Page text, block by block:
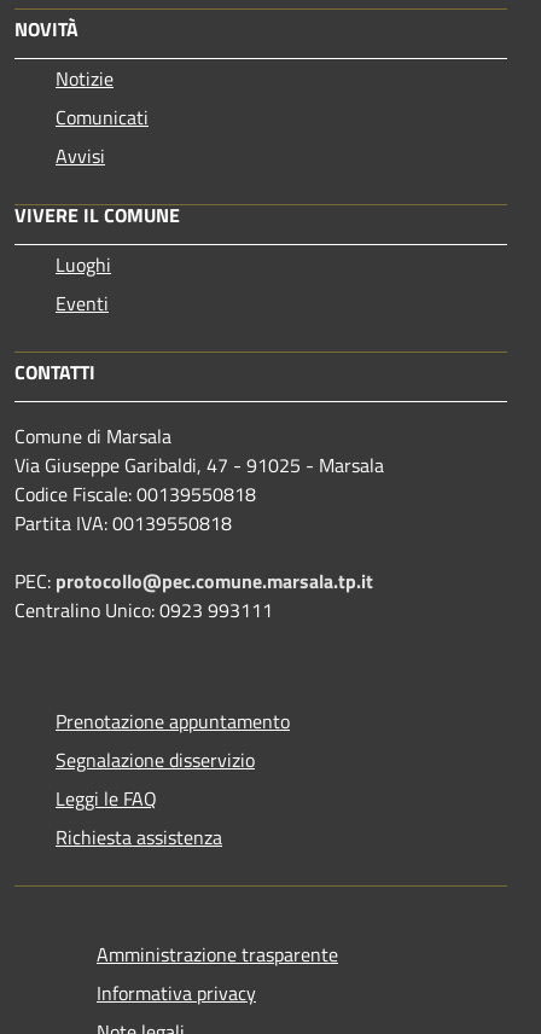
NOVITÀ
Notizie
Comunicati
Avvisi
VIVERE IL COMUNE
Luoghi
Eventi
CONTATTI
Comune di Marsala
Via Giuseppe Garibaldi, 47 - 91025 - Marsala
Codice Fiscale: 00139550818
Partita IVA: 00139550818
PEC: protocollo@pec.comune.marsala.tp.it
Centralino Unico: 0923 993111
Prenotazione appuntamento
Segnalazione disservizio
Leggi le FAQ
Richiesta assistenza
Amministrazione trasparente
Informativa privacy